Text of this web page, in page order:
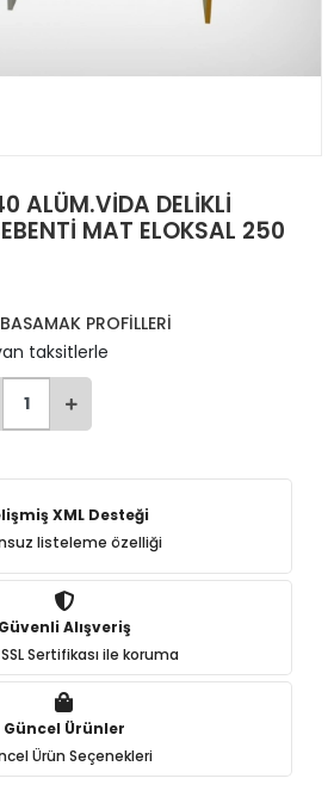
ALÜM.VİDA DELİKLİ
MAT ELOKSAL 250
PROFİLLERİ
taksitlerle
XML Desteği
listeleme özelliği
Güvenli Alışveriş
Sertifikası ile koruma
Güncel Ürünler
Ürün Seçenekleri